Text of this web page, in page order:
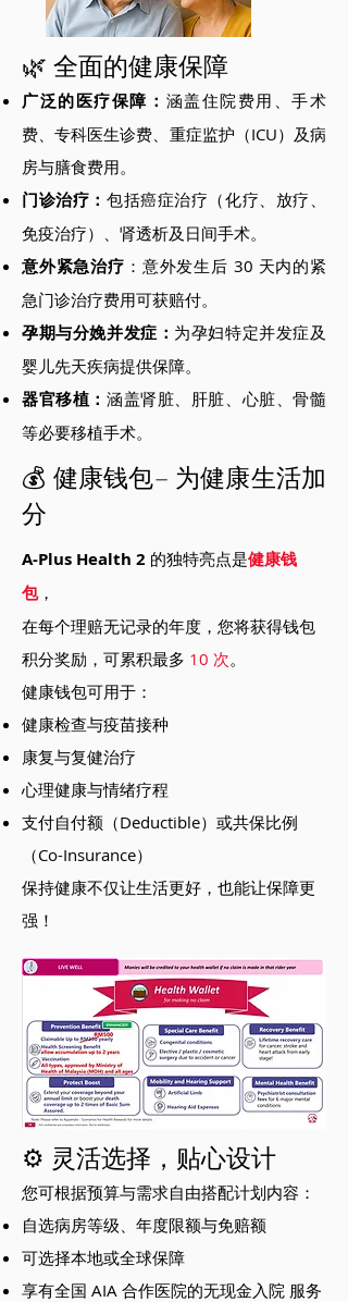
🌿 全面的健康保障
广泛的医疗保障： 涵盖住院费用、手术
费、专科医生诊费、重症监护（ICU）及病
房与膳食费用。
门诊治疗： 包括癌症治疗（化疗、放疗、
免疫治疗）、肾透析及日间手术。
意外紧急治疗 ：意外发生后 30 天内的紧
急门诊治疗费用可获赔付。
孕期与分娩并发症： 为孕妇特定并发症及
婴儿先天疾病提供保障。
器官移植： 涵盖肾脏、肝脏、心脏、骨髓
等必要移植手术。
💰 健康钱包– 为健康生活加
分
A-Plus Health 2 的独特亮点是健康钱
包，
在每个理赔无记录的年度，您将获得钱包
积分奖励，可累积最多 10 次。
健康钱包可用于：
健康检查与疫苗接种
康复与复健治疗
心理健康与情绪疗程
支付自付额（Deductible）或共保比例
（Co-Insurance）
保持健康不仅让生活更好，也能让保障更
强！
⚙️ 灵活选择，贴心设计
您可根据预算与需求自由搭配计划内容：
自选病房等级、年度限额与免赔额
可选择本地或全球保障
享有全国 AIA 合作医院的无现金入院 服务